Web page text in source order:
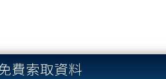
費索取資料